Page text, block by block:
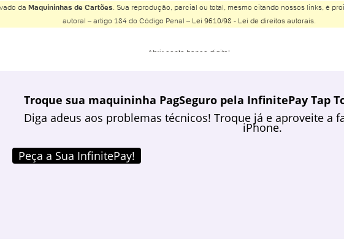
da Maquininhas de Cartões . Sua reprodução, parcial ou total, mesmo citando nossos links, é
autoral – artigo 184 do Código Penal – Lei 9610/98 - Lei de direitos autorais.
Abrir conta banco digital
Abrir conta Banco Safra
Abrir conta BMG
Troque sua maquininha PagSeguro pela InfinitePay Tap
Diga adeus aos problemas técnicos! Troque já e aproveite a
iPhone.
Peça a Sua InfinitePay!